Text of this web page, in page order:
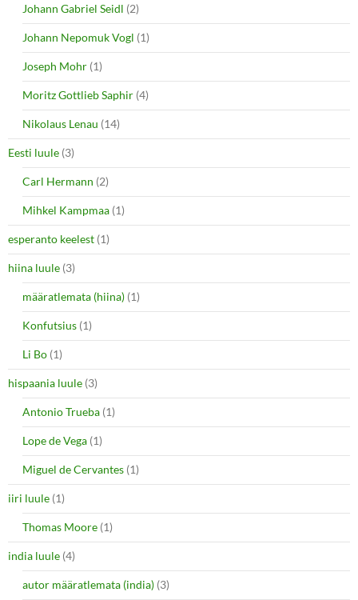
Johann Gabriel Seidl (2)
Johann Nepomuk Vogl (1)
Joseph Mohr (1)
Moritz Gottlieb Saphir (4)
Nikolaus Lenau (14)
Eesti luule (3)
Carl Hermann (2)
Mihkel Kampmaa (1)
esperanto keelest (1)
hiina luule (3)
määratlemata (hiina) (1)
Konfutsius (1)
Li Bo (1)
hispaania luule (3)
Antonio Trueba (1)
Lope de Vega (1)
Miguel de Cervantes (1)
iiri luule (1)
Thomas Moore (1)
india luule (4)
autor määratlemata (india) (3)